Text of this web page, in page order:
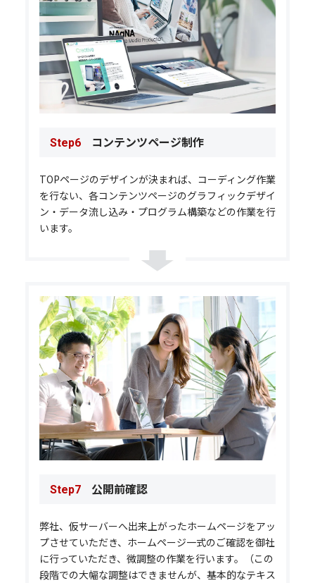
Step6 コンテンツページ制作
TOPページのデザインが決まれば、コーディング作業
を行ない、各コンテンツページのグラフィックデザイ
ン・データ流し込み・プログラム構築などの作業を行
います。
Step7 公開前確認
弊社、仮サーバーへ出来上がったホームページをアッ
プさせていただき、ホームページ一式のご確認を御社
に行っていただき、微調整の作業を行います。（この
段階での大幅な調整はできませんが、基本的なテキス